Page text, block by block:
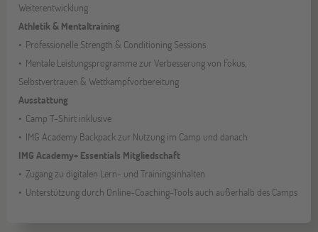
Weiterentwicklung
Athletik & Mentaltraining
Professionelle Strength & Conditioning Sessions
Mentale Leistungsprogramme zur Verbesserung von Fokus,
Selbstvertrauen & Wettkampfvorbereitung
Ausstattung
Camp T-Shirt inklusive
IMG Academy Backpack zur Nutzung im Camp und danach
IMG Academy+ Essentials Mitgliedschaft
Zugang zu digitalen Lern- und Trainingsinhalten
Unterstützung durch Online-Coaching-Tools auch außerhalb des Camps